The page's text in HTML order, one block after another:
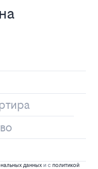
данных и с политикой